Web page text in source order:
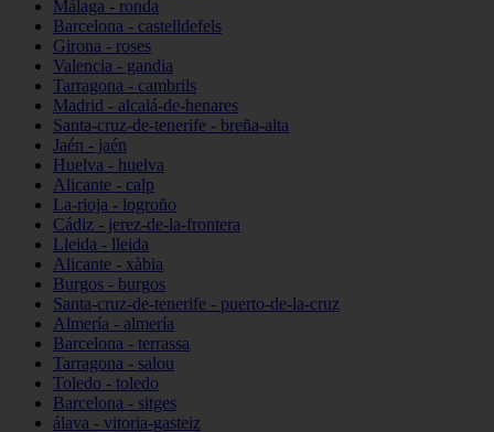
Málaga - ronda
Barcelona - castelldefels
Girona - roses
Valencia - gandia
Tarragona - cambrils
Madrid - alcalá-de-henares
Santa-cruz-de-tenerife - breña-alta
Jaén - jaén
Huelva - huelva
Alicante - calp
La-rioja - logroño
Cádiz - jerez-de-la-frontera
Lleida - lleida
Alicante - xàbia
Burgos - burgos
Santa-cruz-de-tenerife - puerto-de-la-cruz
Almería - almería
Barcelona - terrassa
Tarragona - salou
Toledo - toledo
Barcelona - sitges
álava - vitoria-gasteiz